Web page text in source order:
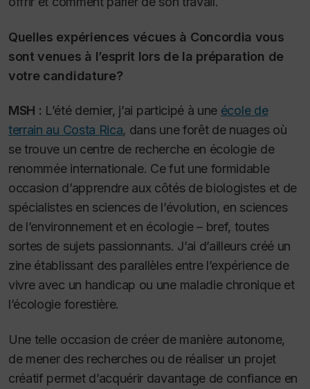
Quelles expériences vécues à Concordia vous
sont venues à l’esprit lors de la préparation de
votre candidature?
MSH : L’été dernier, j’ai participé à une école de
terrain au Costa Rica, dans une forêt de nuages où
se trouve un centre de recherche en écologie de
renommée internationale. Ce fut une formidable
occasion d’apprendre aux côtés de biologistes et de
spécialistes en sciences de l’évolution, en sciences
de l’environnement et en écologie – bref, toutes
sortes de sujets passionnants. J’ai d’ailleurs créé un
zine établissant des parallèles entre l’expérience de
vivre avec un handicap ou une maladie chronique et
l’écologie forestière.
Une telle occasion de créer de manière autonome,
de mener des recherches ou de réaliser un projet
créatif permet d’acquérir davantage de confiance en